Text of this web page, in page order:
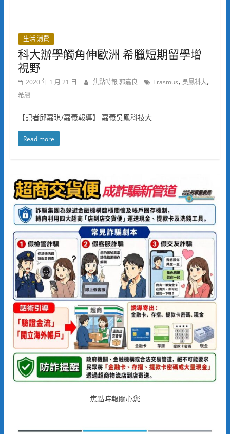
生活.消費
科大辦學觸角伸歐洲 希臘短期留學增
視野
2020 年 1 月 21 日 焦點時報 郭嘉良 Erasmus, 吳鳳科大,
希臘
【記者邱嘉琪/嘉義報導】 嘉義吳鳳科技大
Read more
焦點時報關心您